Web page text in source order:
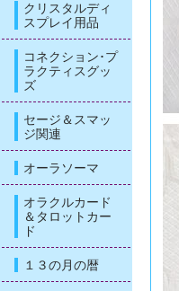
クリスタルディ
スプレイ用品
コネクション･プ
ラクティスグッ
ズ
セージ＆スマッ
ジ関連
オーラソーマ
オラクルカード
＆タロットカー
ド
１３の月の暦